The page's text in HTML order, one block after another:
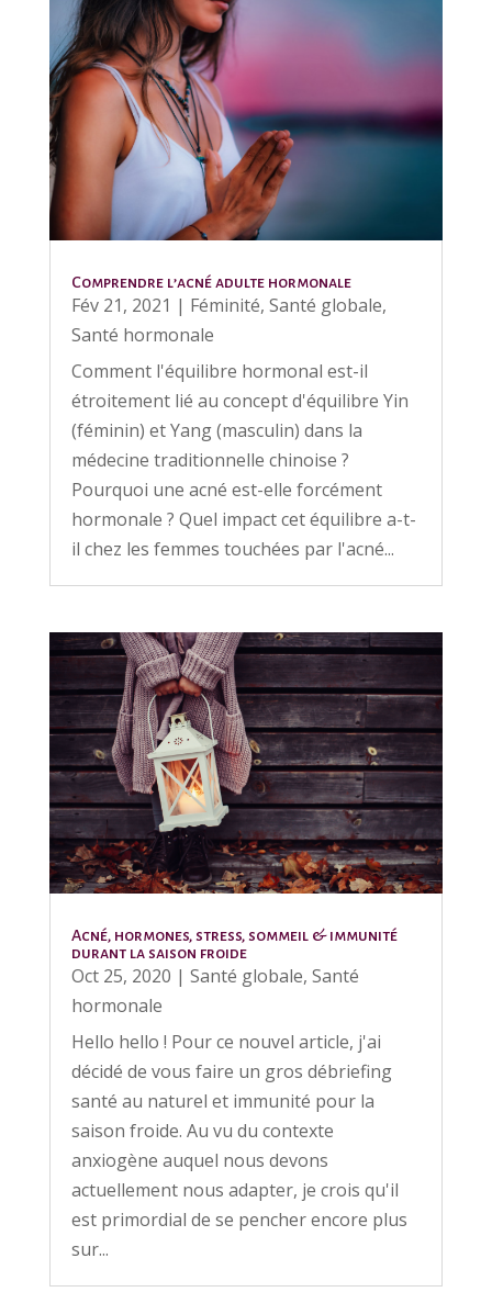
Comprendre l’acné adulte hormonale
Fév 21, 2021 | Féminité, Santé globale,
Santé hormonale
Comment l'équilibre hormonal est-il
étroitement lié au concept d'équilibre Yin
(féminin) et Yang (masculin) dans la
médecine traditionnelle chinoise ?
Pourquoi une acné est-elle forcément
hormonale ? Quel impact cet équilibre a-t-
il chez les femmes touchées par l'acné...
Acné, hormones, stress, sommeil & immunité
durant la saison froide
Oct 25, 2020 | Santé globale, Santé
hormonale
Hello hello ! Pour ce nouvel article, j'ai
décidé de vous faire un gros débriefing
santé au naturel et immunité pour la
saison froide. Au vu du contexte
anxiogène auquel nous devons
actuellement nous adapter, je crois qu'il
est primordial de se pencher encore plus
sur...